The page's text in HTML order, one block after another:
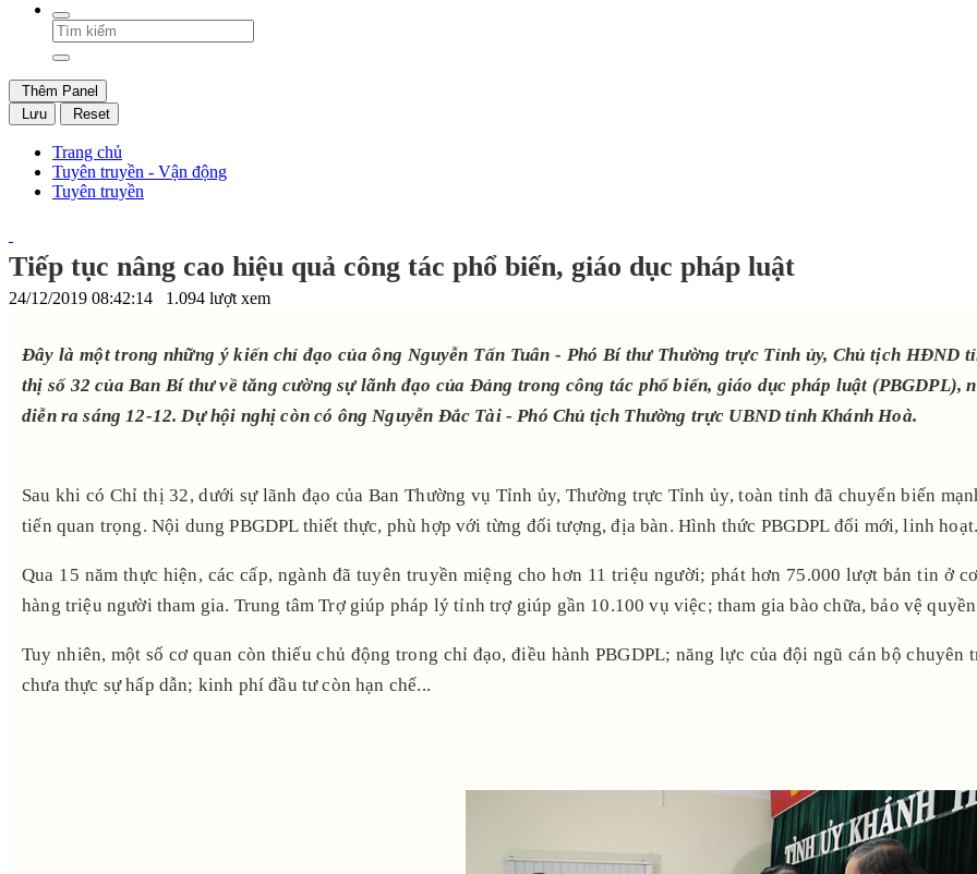
Thêm Panel
Lưu
Reset
Trang chủ
Tuyên truyền - Vận động
Tuyên truyền
Tiếp tục nâng cao hiệu quả công tác phổ biến, giáo dục pháp luật
24/12/2019 08:42:14 1.094 lượt xem
Đây là một trong những ý kiến chỉ đạo của ông Nguyễn Tấn Tuân - Phó Bí thư Thường trực Tỉnh ủy, Chủ tịch HĐND
thị số 32 của Ban Bí thư về tăng cường sự lãnh đạo của Đảng trong công tác phổ biến, giáo dục pháp luật (PBGDPL),
diễn ra sáng 12-12. Dự hội nghị còn có ông Nguyễn Đắc Tài - Phó Chủ tịch Thường trực UBND tỉnh Khánh Hoà.
Sau khi có Chỉ thị 32, dưới sự lãnh đạo của Ban Thường vụ Tỉnh ủy, Thường trực Tỉnh ủy, toàn tỉnh đã chuyển biến
tiến quan trọng. Nội dung PBGDPL thiết thực, phù hợp với từng đối tượng, địa bàn. Hình thức PBGDPL đổi mới, linh hoạt.
Qua 15 năm thực hiện, các cấp, ngành đã tuyên truyền miệng cho hơn 11 triệu người; phát hơn 75.000 lượt bản tin ở
hàng triệu người tham gia. Trung tâm Trợ giúp pháp lý tỉnh trợ giúp gần 10.100 vụ việc; tham gia bào chữa, bảo vệ
Tuy nhiên, một số cơ quan còn thiếu chủ động trong chỉ đạo, điều hành PBGDPL; năng lực của đội ngũ cán bộ
chưa thực sự hấp dẫn; kinh phí đầu tư còn hạn chế...